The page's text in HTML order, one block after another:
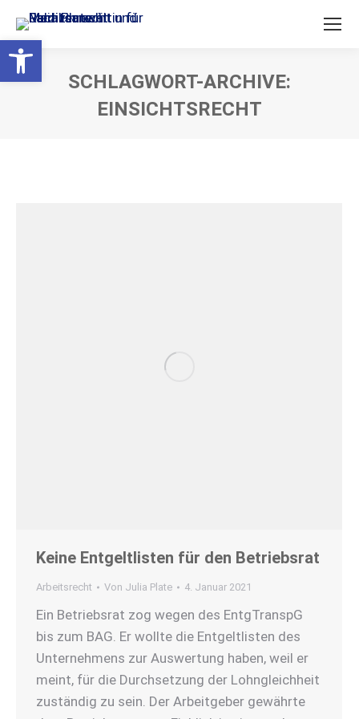
Open toolbar
SCHLAGWORT-ARCHIVE:
EINSICHTSRECHT
Keine Entgeltlisten für den Betriebsrat
Arbeitsrecht Von Julia Plate 4. Januar 2021
Ein Betriebsrat zog wegen des EntgTranspG
bis zum BAG. Er wollte die Entgeltlisten des
Unternehmens zur Auswertung haben, weil er
meint, für die Durchsetzung der Lohngleichheit
zuständig zu sein. Der Arbeitgeber gewährte